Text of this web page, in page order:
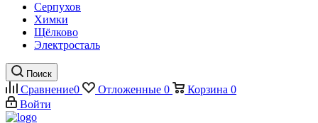
Серпухов
Химки
Щёлково
Электросталь
Поиск
Сравнение0 Отложенные 0 Корзина 0
Войти